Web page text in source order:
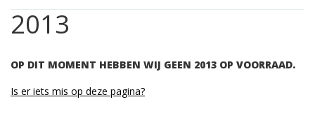
2013
OP DIT MOMENT HEBBEN WIJ GEEN 2013 OP VOORRAAD.
Is er iets mis op deze pagina?